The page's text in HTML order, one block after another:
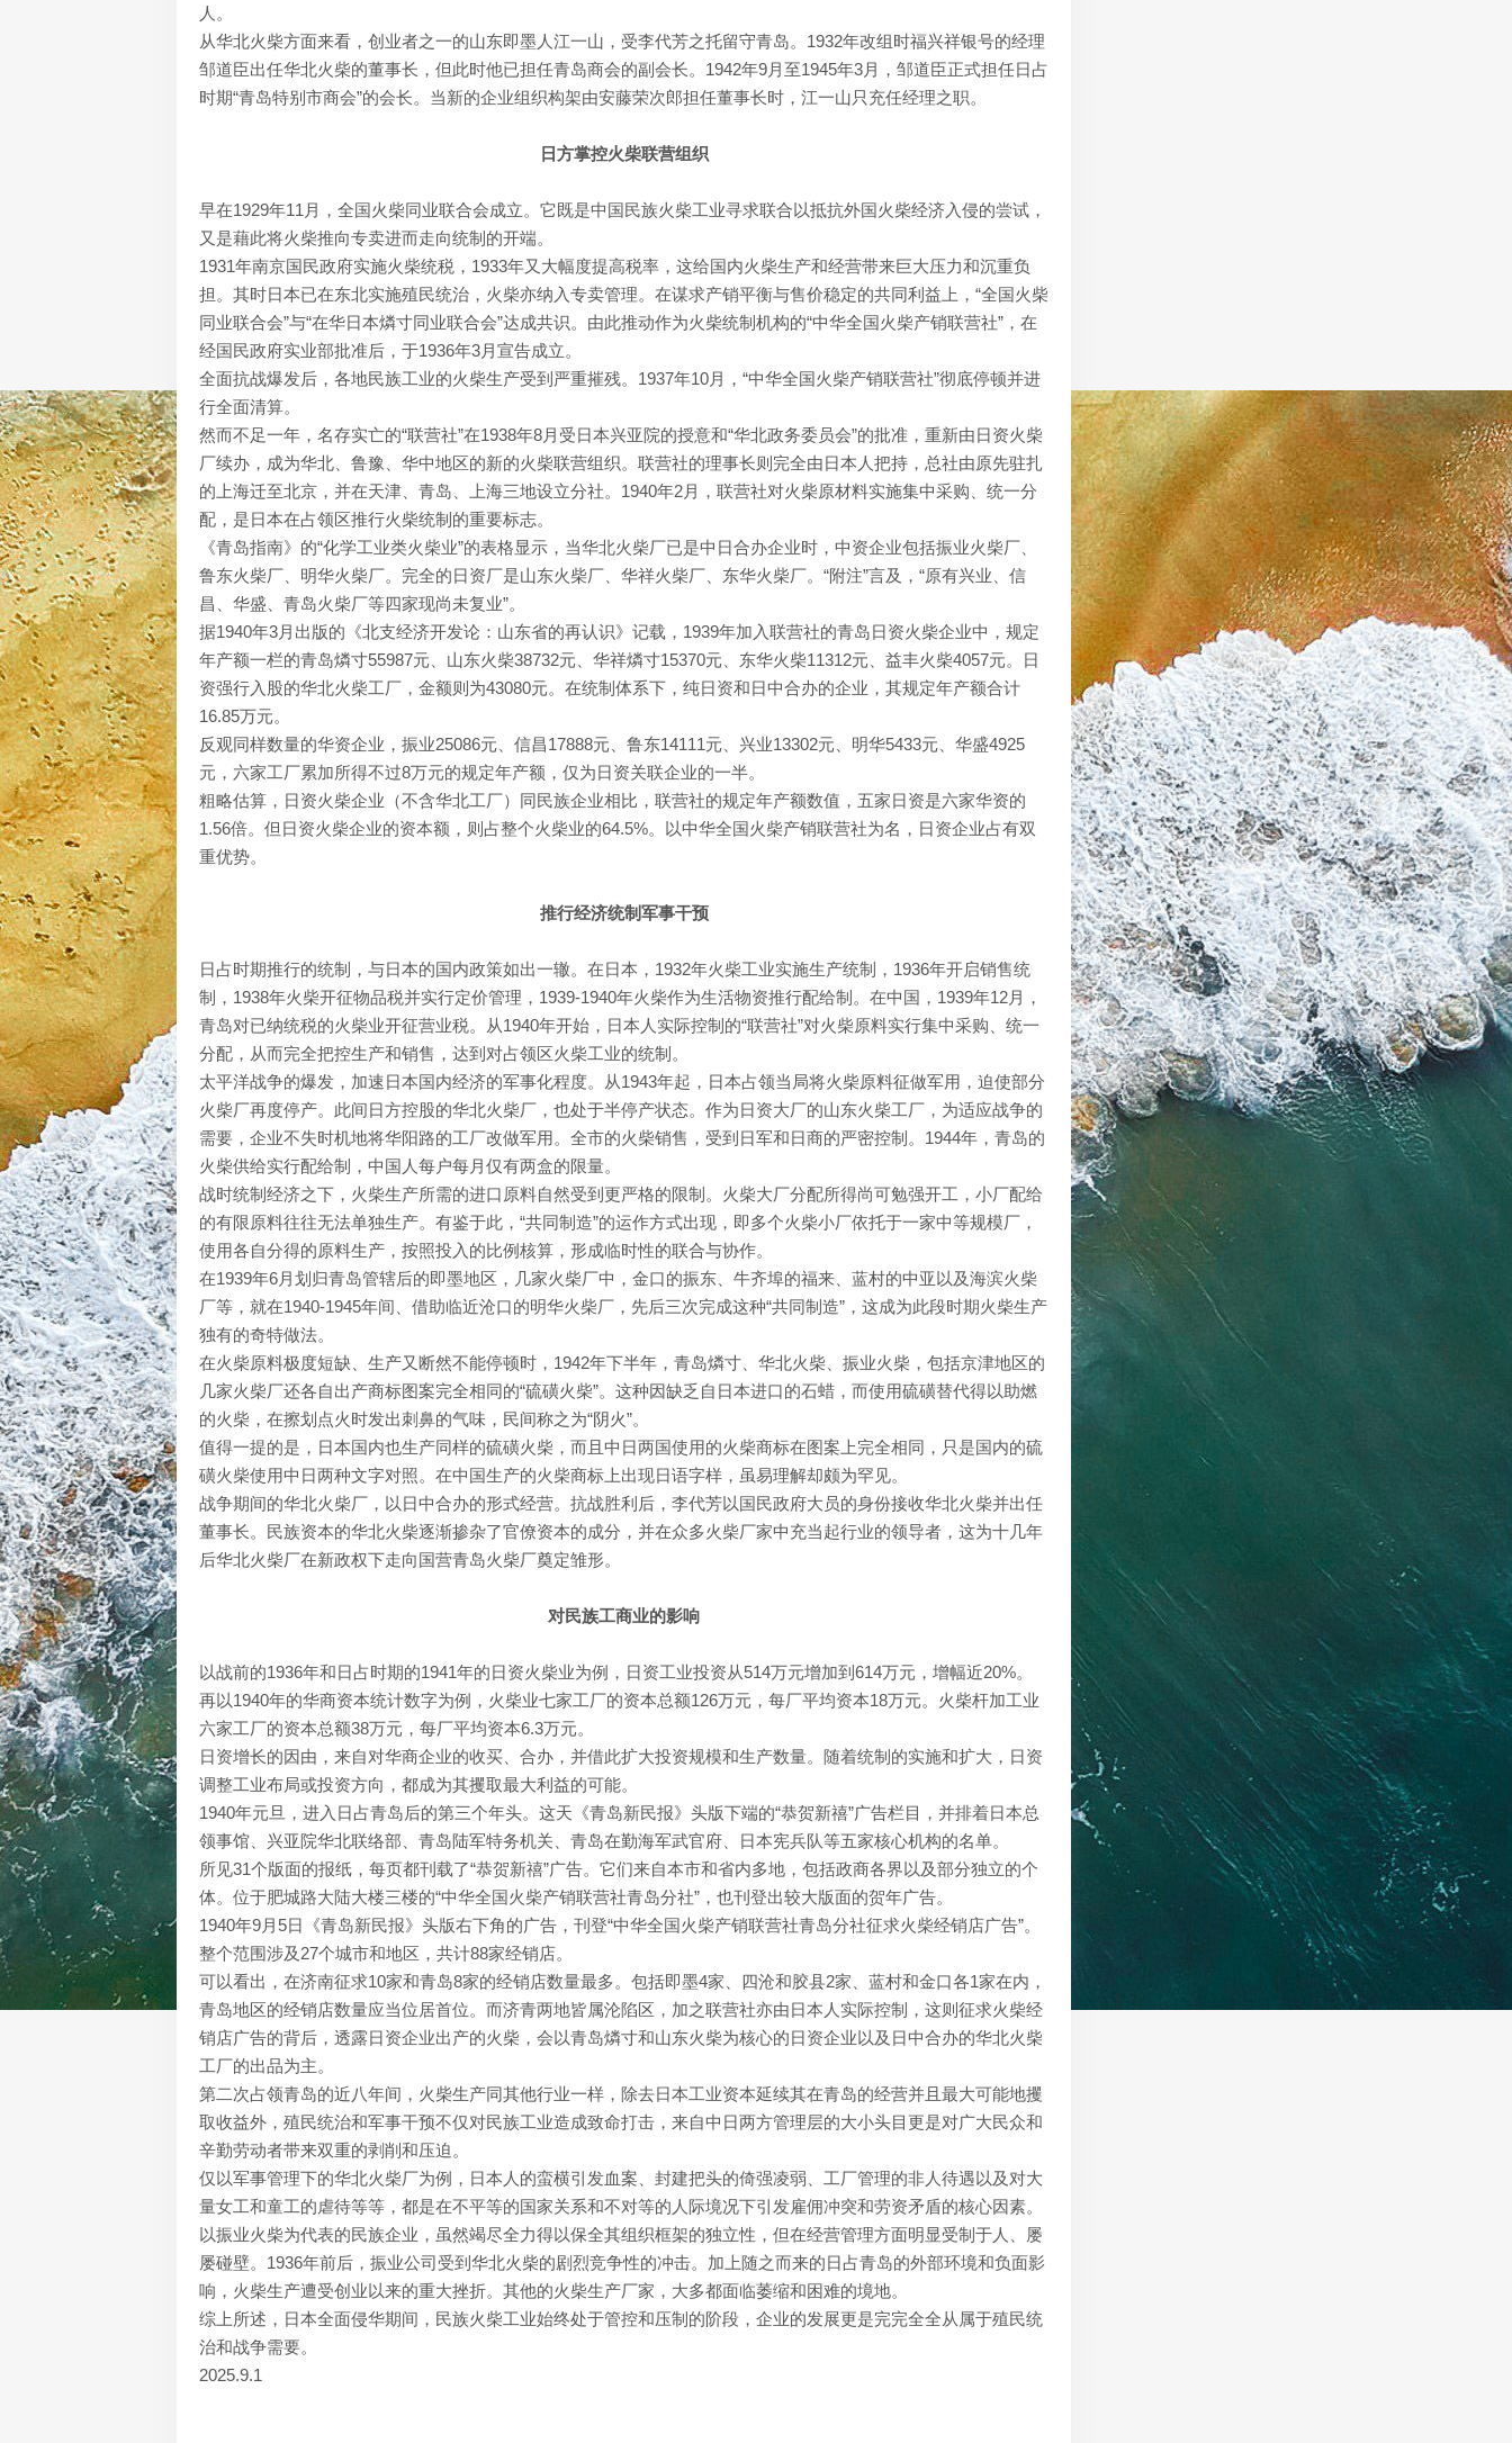
人。
从华北火柴方面来看，创业者之一的山东即墨人江一山，受李代芳之托留守青岛。1932年改组时福兴祥银号的经理
邹道臣出任华北火柴的董事长，但此时他已担任青岛商会的副会长。1942年9月至1945年3月，邹道臣正式担任日占
时期“青岛特别市商会”的会长。当新的企业组织构架由安藤荣次郎担任董事长时，江一山只充任经理之职。
日方掌控火柴联营组织
早在1929年11月，全国火柴同业联合会成立。它既是中国民族火柴工业寻求联合以抵抗外国火柴经济入侵的尝试，
又是藉此将火柴推向专卖进而走向统制的开端。
1931年南京国民政府实施火柴统税，1933年又大幅度提高税率，这给国内火柴生产和经营带来巨大压力和沉重负
担。其时日本已在东北实施殖民统治，火柴亦纳入专卖管理。在谋求产销平衡与售价稳定的共同利益上，“全国火柴
同业联合会”与“在华日本燐寸同业联合会”达成共识。由此推动作为火柴统制机构的“中华全国火柴产销联营社”，在
经国民政府实业部批准后，于1936年3月宣告成立。
全面抗战爆发后，各地民族工业的火柴生产受到严重摧残。1937年10月，“中华全国火柴产销联营社”彻底停顿并进
行全面清算。
然而不足一年，名存实亡的“联营社”在1938年8月受日本兴亚院的授意和“华北政务委员会”的批准，重新由日资火柴
厂续办，成为华北、鲁豫、华中地区的新的火柴联营组织。联营社的理事长则完全由日本人把持，总社由原先驻扎
的上海迁至北京，并在天津、青岛、上海三地设立分社。1940年2月，联营社对火柴原材料实施集中采购、统一分
配，是日本在占领区推行火柴统制的重要标志。
《青岛指南》的“化学工业类火柴业”的表格显示，当华北火柴厂已是中日合办企业时，中资企业包括振业火柴厂、
鲁东火柴厂、明华火柴厂。完全的日资厂是山东火柴厂、华祥火柴厂、东华火柴厂。“附注”言及，“原有兴业、信
昌、华盛、青岛火柴厂等四家现尚未复业”。
据1940年3月出版的《北支经济开发论：山东省的再认识》记载，1939年加入联营社的青岛日资火柴企业中，规定
年产额一栏的青岛燐寸55987元、山东火柴38732元、华祥燐寸15370元、东华火柴11312元、益丰火柴4057元。日
资强行入股的华北火柴工厂，金额则为43080元。在统制体系下，纯日资和日中合办的企业，其规定年产额合计
16.85万元。
反观同样数量的华资企业，振业25086元、信昌17888元、鲁东14111元、兴业13302元、明华5433元、华盛4925
元，六家工厂累加所得不过8万元的规定年产额，仅为日资关联企业的一半。
粗略估算，日资火柴企业（不含华北工厂）同民族企业相比，联营社的规定年产额数值，五家日资是六家华资的
1.56倍。但日资火柴企业的资本额，则占整个火柴业的64.5%。以中华全国火柴产销联营社为名，日资企业占有双
重优势。
推行经济统制军事干预
日占时期推行的统制，与日本的国内政策如出一辙。在日本，1932年火柴工业实施生产统制，1936年开启销售统
制，1938年火柴开征物品税并实行定价管理，1939-1940年火柴作为生活物资推行配给制。在中国，1939年12月，
青岛对已纳统税的火柴业开征营业税。从1940年开始，日本人实际控制的“联营社”对火柴原料实行集中采购、统一
分配，从而完全把控生产和销售，达到对占领区火柴工业的统制。
太平洋战争的爆发，加速日本国内经济的军事化程度。从1943年起，日本占领当局将火柴原料征做军用，迫使部分
火柴厂再度停产。此间日方控股的华北火柴厂，也处于半停产状态。作为日资大厂的山东火柴工厂，为适应战争的
需要，企业不失时机地将华阳路的工厂改做军用。全市的火柴销售，受到日军和日商的严密控制。1944年，青岛的
火柴供给实行配给制，中国人每户每月仅有两盒的限量。
战时统制经济之下，火柴生产所需的进口原料自然受到更严格的限制。火柴大厂分配所得尚可勉强开工，小厂配给
的有限原料往往无法单独生产。有鉴于此，“共同制造”的运作方式出现，即多个火柴小厂依托于一家中等规模厂，
使用各自分得的原料生产，按照投入的比例核算，形成临时性的联合与协作。
在1939年6月划归青岛管辖后的即墨地区，几家火柴厂中，金口的振东、牛齐埠的福来、蓝村的中亚以及海滨火柴
厂等，就在1940-1945年间、借助临近沧口的明华火柴厂，先后三次完成这种“共同制造”，这成为此段时期火柴生产
独有的奇特做法。
在火柴原料极度短缺、生产又断然不能停顿时，1942年下半年，青岛燐寸、华北火柴、振业火柴，包括京津地区的
几家火柴厂还各自出产商标图案完全相同的“硫磺火柴”。这种因缺乏自日本进口的石蜡，而使用硫磺替代得以助燃
的火柴，在擦划点火时发出刺鼻的气味，民间称之为“阴火”。
值得一提的是，日本国内也生产同样的硫磺火柴，而且中日两国使用的火柴商标在图案上完全相同，只是国内的硫
磺火柴使用中日两种文字对照。在中国生产的火柴商标上出现日语字样，虽易理解却颇为罕见。
战争期间的华北火柴厂，以日中合办的形式经营。抗战胜利后，李代芳以国民政府大员的身份接收华北火柴并出任
董事长。民族资本的华北火柴逐渐掺杂了官僚资本的成分，并在众多火柴厂家中充当起行业的领导者，这为十几年
后华北火柴厂在新政权下走向国营青岛火柴厂奠定雏形。
对民族工商业的影响
以战前的1936年和日占时期的1941年的日资火柴业为例，日资工业投资从514万元增加到614万元，增幅近20%。
再以1940年的华商资本统计数字为例，火柴业七家工厂的资本总额126万元，每厂平均资本18万元。火柴杆加工业
六家工厂的资本总额38万元，每厂平均资本6.3万元。
日资增长的因由，来自对华商企业的收买、合办，并借此扩大投资规模和生产数量。随着统制的实施和扩大，日资
调整工业布局或投资方向，都成为其攫取最大利益的可能。
1940年元旦，进入日占青岛后的第三个年头。这天《青岛新民报》头版下端的“恭贺新禧”广告栏目，并排着日本总
领事馆、兴亚院华北联络部、青岛陆军特务机关、青岛在勤海军武官府、日本宪兵队等五家核心机构的名单。
所见31个版面的报纸，每页都刊载了“恭贺新禧”广告。它们来自本市和省内多地，包括政商各界以及部分独立的个
体。位于肥城路大陆大楼三楼的“中华全国火柴产销联营社青岛分社”，也刊登出较大版面的贺年广告。
1940年9月5日《青岛新民报》头版右下角的广告，刊登“中华全国火柴产销联营社青岛分社征求火柴经销店广告”。
整个范围涉及27个城市和地区，共计88家经销店。
可以看出，在济南征求10家和青岛8家的经销店数量最多。包括即墨4家、四沧和胶县2家、蓝村和金口各1家在内，
青岛地区的经销店数量应当位居首位。而济青两地皆属沦陷区，加之联营社亦由日本人实际控制，这则征求火柴经
销店广告的背后，透露日资企业出产的火柴，会以青岛燐寸和山东火柴为核心的日资企业以及日中合办的华北火柴
工厂的出品为主。
第二次占领青岛的近八年间，火柴生产同其他行业一样，除去日本工业资本延续其在青岛的经营并且最大可能地攫
取收益外，殖民统治和军事干预不仅对民族工业造成致命打击，来自中日两方管理层的大小头目更是对广大民众和
辛勤劳动者带来双重的剥削和压迫。
仅以军事管理下的华北火柴厂为例，日本人的蛮横引发血案、封建把头的倚强凌弱、工厂管理的非人待遇以及对大
量女工和童工的虐待等等，都是在不平等的国家关系和不对等的人际境况下引发雇佣冲突和劳资矛盾的核心因素。
以振业火柴为代表的民族企业，虽然竭尽全力得以保全其组织框架的独立性，但在经营管理方面明显受制于人、屡
屡碰壁。1936年前后，振业公司受到华北火柴的剧烈竞争性的冲击。加上随之而来的日占青岛的外部环境和负面影
响，火柴生产遭受创业以来的重大挫折。其他的火柴生产厂家，大多都面临萎缩和困难的境地。
综上所述，日本全面侵华期间，民族火柴工业始终处于管控和压制的阶段，企业的发展更是完完全全从属于殖民统
治和战争需要。
2025.9.1